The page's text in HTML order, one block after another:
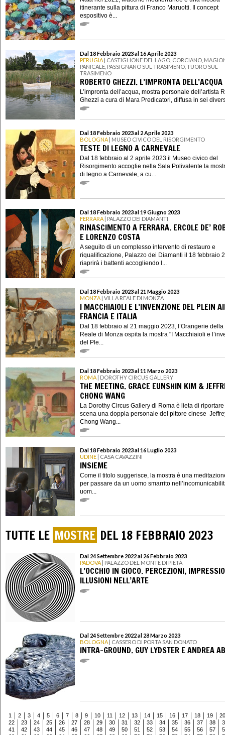
itinerante sulla pittura di Franco Maruotti. Il concept
espositivo è...
Dal 18 Febbraio 2023 al 16 Aprile 2023
PERUGIA | CASTIGLIONE DEL LAGO, CORCIANO,
PANICALE, PASSIGNANO SUL TRASIMENO, TUORO SUL
TRASIMENO
ROBERTO GHEZZI. L’IMPRONTA DELL’ACQUA
L’impronta dell’acqua, mostra personale dell’artista
Ghezzi a cura di Mara Predicatori, diffusa in sei
Dal 18 Febbraio 2023 al 2 Aprile 2023
BOLOGNA | MUSEO CIVICO DEL RISORGIMENTO
TESTE DI LEGNO A CARNEVALE
Dal 18 febbraio al 2 aprile 2023 il Museo civico del
Risorgimento accoglie nella Sala Polivalente la
di legno a Carnevale, a cu...
Dal 18 Febbraio 2023 al 19 Giugno 2023
FERRARA | PALAZZO DEI DIAMANTI
RINASCIMENTO A FERRARA. ERCOLE DE’
E LORENZO COSTA
A seguito di un complesso intervento di restauro e
riqualificazione, Palazzo dei Diamanti il 18 febbraio
riaprirà i battenti accogliendo l...
Dal 18 Febbraio 2023 al 21 Maggio 2023
MONZA | VILLA REALE DI MONZA
I MACCHIAIOLI E L’INVENZIONE DEL PLEIN
FRANCIA E ITALIA
Dal 18 febbraio al 21 maggio 2023, l’Orangerie
Reale di Monza ospita la mostra "I Macchiaioli e
del Ple...
Dal 18 Febbraio 2023 al 11 Marzo 2023
ROMA | DOROTHY CIRCUS GALLERY
THE MEETING. GRACE EUNSHIN KIM &
CHONG WANG
La Dorothy Circus Gallery di Roma è lieta di
scena una doppia personale del pittore cinese
Chong Wang...
Dal 18 Febbraio 2023 al 16 Luglio 2023
UDINE | CASA CAVAZZINI
INSIEME
Come il titolo suggerisce, la mostra è una
per passare da un uomo smarrito
uom...
TUTTE LE MOSTRE DEL 18 FEBBRAIO 2023
Dal 24 Settembre 2022 al 26 Febbraio 2023
PADOVA | PALAZZO DEL MONTE DI PIETÀ
L’OCCHIO IN GIOCO. PERCEZIONI,
ILLUSIONI NELL’ARTE
Dal 24 Settembre 2022 al 28 Marzo 2023
BOLOGNA | CASSERO DI PORTA SAN DONATO
INTRA-GROUND. GUY LYDSTER E ANDREA
1 2 3 4 5 6 7 8 9 10 11 12 13 14 15 16 17 18 19
20
22
23 24 25 26 27 28 29 30 31 32 33 34 35 36 37 38
41
42 43 44 45 46 47 48 49 50 51 52 53 54 55 56 57